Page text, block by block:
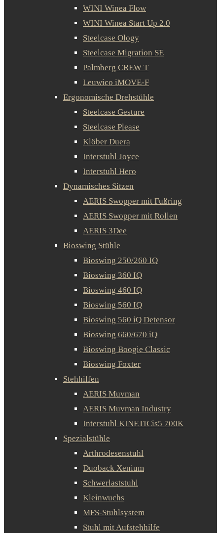
WINI Winea Flow
WINI Winea Start Up 2.0
Steelcase Ology
Steelcase Migration SE
Palmberg CREW T
Leuwico iMOVE-F
Ergonomische Drehstühle
Steelcase Gesture
Steelcase Please
Klöber Duera
Interstuhl Joyce
Interstuhl Hero
Dynamisches Sitzen
AERIS Swopper mit Fußring
AERIS Swopper mit Rollen
AERIS 3Dee
Bioswing Stühle
Bioswing 250/260 IQ
Bioswing 360 IQ
Bioswing 460 IQ
Bioswing 560 IQ
Bioswing 560 iQ Detensor
Bioswing 660/670 iQ
Bioswing Boogie Classic
Bioswing Foxter
Stehhilfen
AERIS Muvman
AERIS Muvman Industry
Interstuhl KINETICis5 700K
Spezialstühle
Arthrodesenstuhl
Duoback Xenium
Schwerlaststuhl
Kleinwuchs
MFS-Stuhlsystem
Stuhl mit Aufstehhilfe